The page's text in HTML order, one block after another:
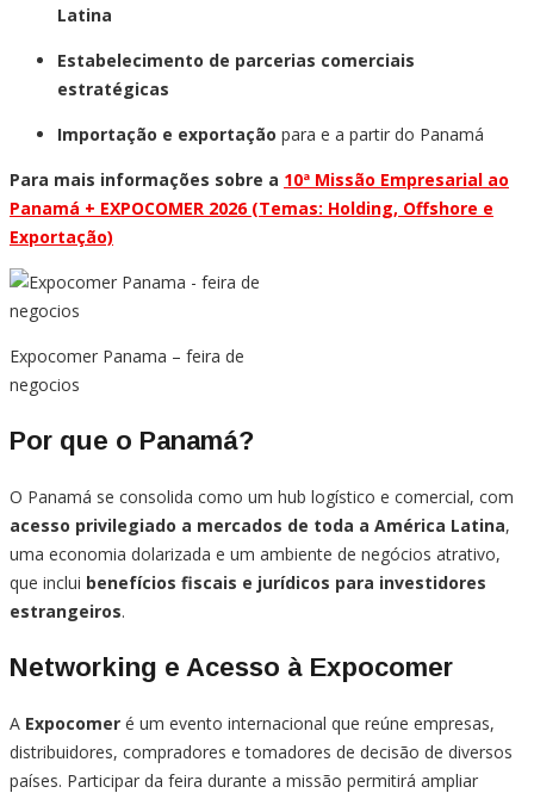
Latina
Estabelecimento de parcerias comerciais
estratégicas
Importação e exportação para e a partir do Panamá
Para mais informações sobre a 10ª Missão Empresarial ao
Panamá + EXPOCOMER 2026 (Temas: Holding, Offshore e
Exportação)
Expocomer Panama – feira de
negocios
Por que o Panamá?
O Panamá se consolida como um hub logístico e comercial, com
acesso privilegiado a mercados de toda a América Latina,
uma economia dolarizada e um ambiente de negócios atrativo,
que inclui benefícios fiscais e jurídicos para investidores
estrangeiros.
Networking e Acesso à Expocomer
A Expocomer é um evento internacional que reúne empresas,
distribuidores, compradores e tomadores de decisão de diversos
países. Participar da feira durante a missão permitirá ampliar